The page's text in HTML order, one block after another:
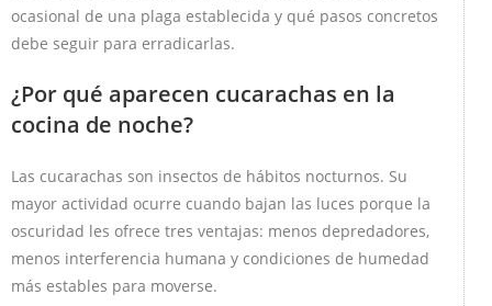
ocasional de una plaga establecida y qué pasos concretos
debe seguir para erradicarlas.
¿Por qué aparecen cucarachas en la
cocina de noche?
Las cucarachas son insectos de hábitos nocturnos. Su
mayor actividad ocurre cuando bajan las luces porque la
oscuridad les ofrece tres ventajas: menos depredadores,
menos interferencia humana y condiciones de humedad
más estables para moverse.